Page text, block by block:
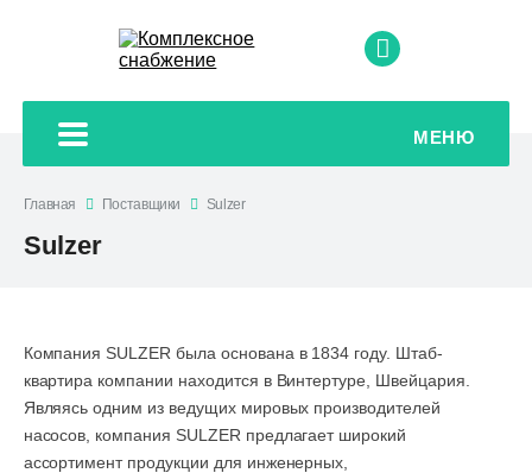
+7 499 899
МЕНЮ
Главная Поставщики Sulzer
Sulzer
Компания SULZER была основана в 1834 году. Штаб-
квартира компании находится в Винтертуре, Швейцария.
Являясь одним из ведущих мировых производителей
насосов, компания SULZER предлагает широкий
ассортимент продукции для инженерных,